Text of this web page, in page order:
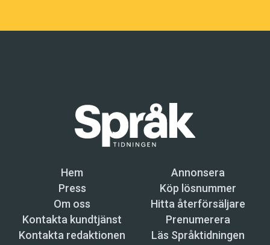
Hem
Annonsera
Press
Köp lösnummer
Om oss
Hitta återförsäljare
Kontakta kundtjänst
Prenumerera
Kontakta redaktionen
Läs Språktidningen